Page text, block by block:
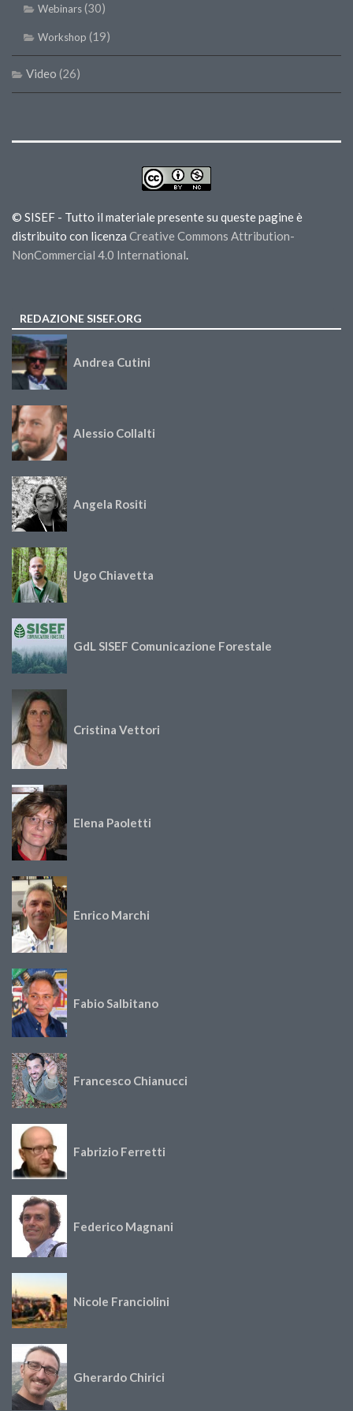
Webinars(30)
Workshop (19)
Video (26)
© SISEF - Tutto il materiale presente su queste pagine è
distribuito con licenza Creative Commons Attribution-
NonCommercial 4.0 International.
REDAZIONE SISEF.ORG
Andrea Cutini
Alessio Collalti
Angela Rositi
Ugo Chiavetta
GdL SISEF Comunicazione Forestale
Cristina Vettori
Elena Paoletti
Enrico Marchi
Fabio Salbitano
Francesco Chianucci
Fabrizio Ferretti
Federico Magnani
Nicole Franciolini
Gherardo Chirici